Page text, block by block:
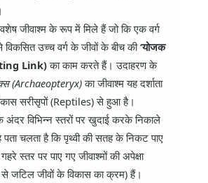
जीवाश्म के रूप में मिले हैं जो कि एक वर्ग
उच्च वर्ग के जीवों के बीच की‘योजक
Link)का काम करते हैं। उदाहरण के
(Archaeopteryx)का जीवाश्म यह दर्शाता
सरीसृपों (Reptiles) से हुआ है।
अंदर विभिन्न स्तरों पर खुदाई करके निकाले
चलता है कि पृथ्वी की सतह के निकट पाए
स्तर पर पाए गए जीवाश्मों की अपेक्षा
जटिल जीवों के विकास का क्रम) हैं।